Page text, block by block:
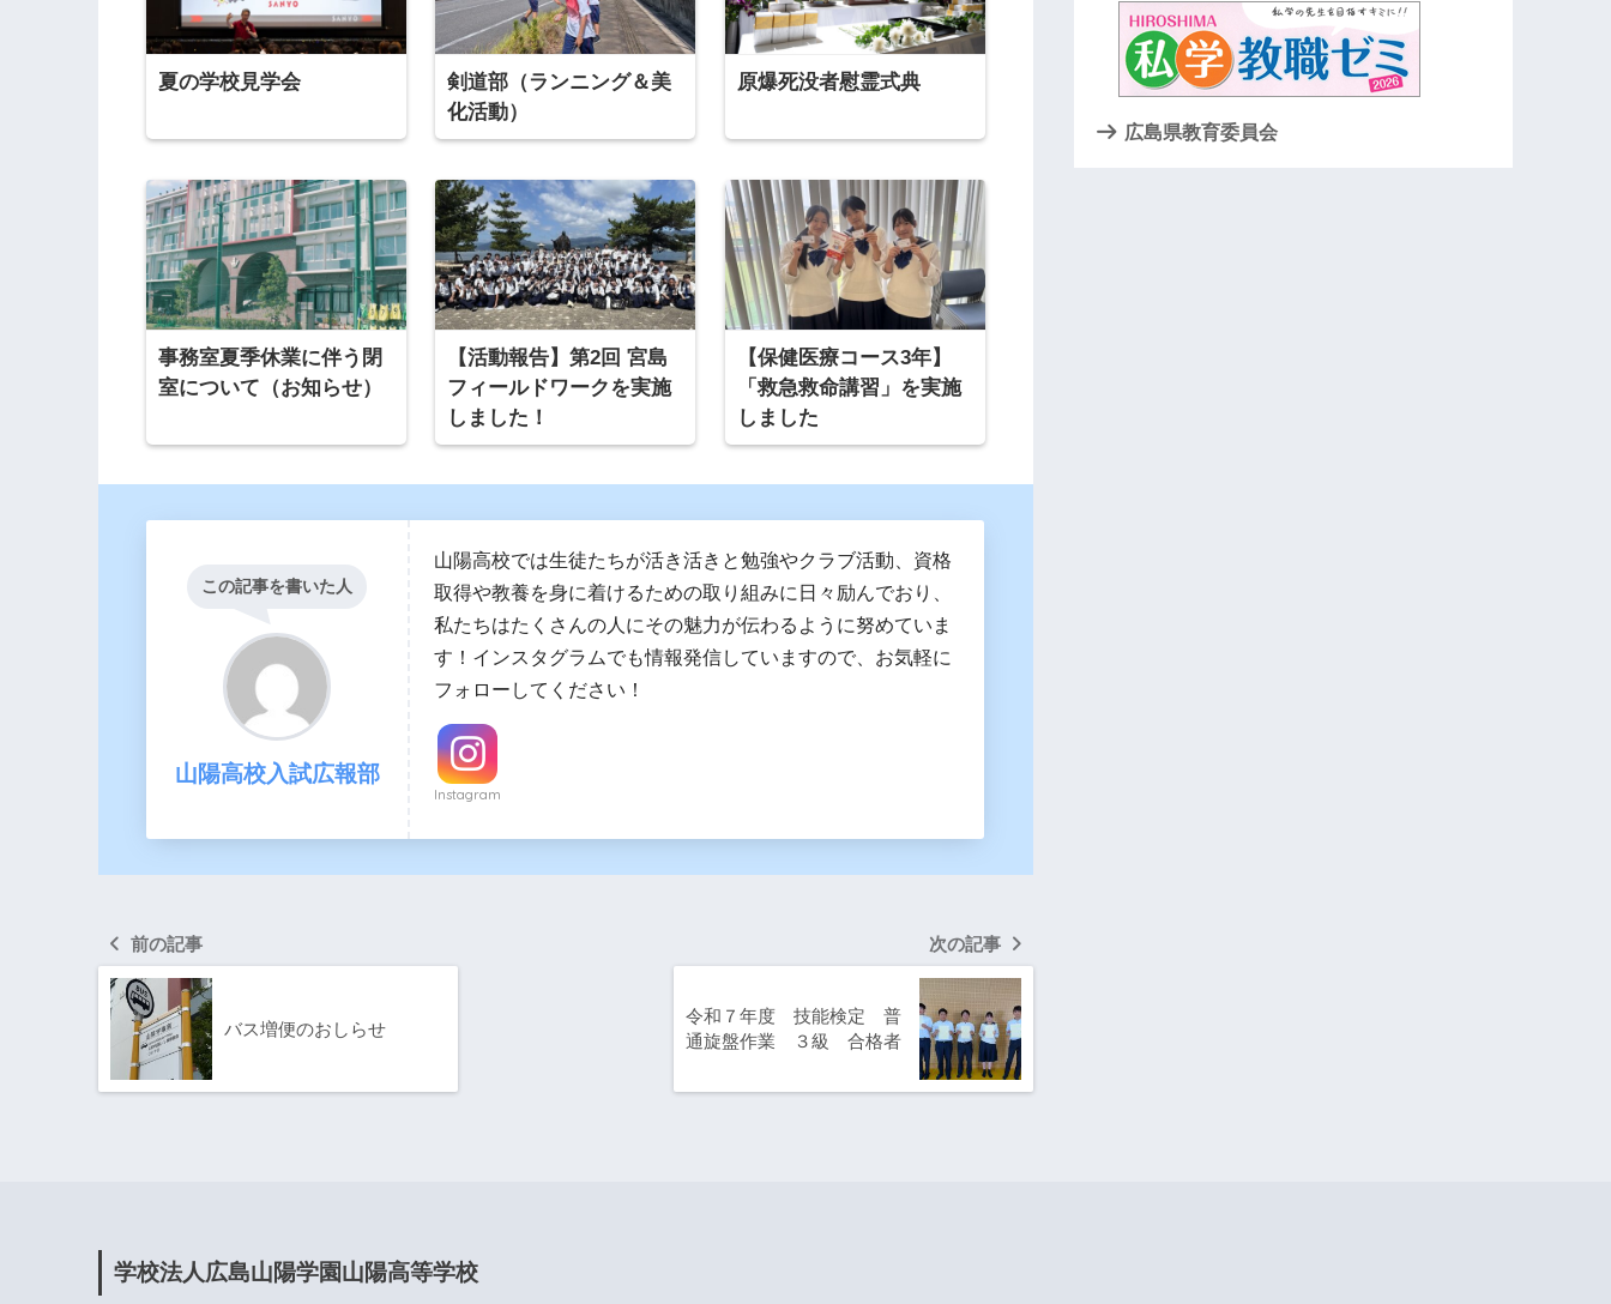
夏の学校見学会
剣道部（ランニング＆美
化活動）
原爆死没者慰霊式典
事務室夏季休業に伴う閉
室について（お知らせ）
【活動報告】第2回 宮島
フィールドワークを実施
しました！
【保健医療コース3年】
「救急救命講習」を実施
しました
この記事を書いた人
山陽高校入試広報部
山陽高校では生徒たちが活き活きと勉強やクラブ活動、資格
取得や教養を身に着けるための取り組みに日々励んでおり、
私たちはたくさんの人にその魅力が伝わるように努めていま
す！インスタグラムでも情報発信していますので、お気軽に
フォローしてください！
Instagram
前の記事
バス増便のおしらせ
次の記事
令和７年度 技能検定 普
通旋盤作業 ３級 合格者
広島県教育委員会
学校法人広島山陽学園山陽高等学校